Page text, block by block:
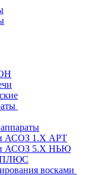
АСОЗ 1.Х АРТ
АСОЗ 5.Х НЬЮ
ПЛЮС
восками